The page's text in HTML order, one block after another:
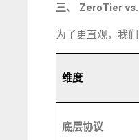
三、 ZeroTier
为了更直观，我
维度
底层协议